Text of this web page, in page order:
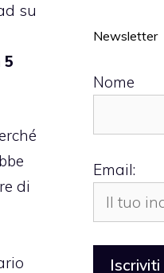
su
5
di
Newsletter
Nome
Email: